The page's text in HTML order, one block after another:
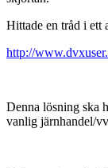
Hittade en tråd i ett
http://
Denna lösning ska
vanlig järnhandel/